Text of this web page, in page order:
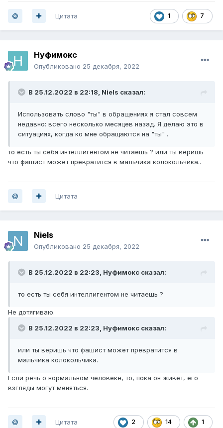
1 7
Цитата
Нуфимокс
Опубликовано 25 декабря, 2022
В 25.12.2022 в 22:18, Niels сказал:
Использовать слово "ты" в обращениях я стал совсем
недавно: всего несколько месяцев назад. Я делаю это в
ситуациях, когда ко мне обращаются на "ты" .
то есть ты себя интеллигентом не читаешь ? или ты веришь
что фашист может превратится в мальчика колокольчика..
Цитата
Niels
Опубликовано 25 декабря, 2022
В 25.12.2022 в 22:23, Нуфимокс сказал:
то есть ты себя интеллигентом не читаешь ?
Не дотягиваю.
В 25.12.2022 в 22:23, Нуфимокс сказал:
или ты веришь что фашист может превратится в
мальчика колокольчика.
Если речь о нормальном человеке, то, пока он живет, его
взгляды могут меняться.
2 14 1
Цитата